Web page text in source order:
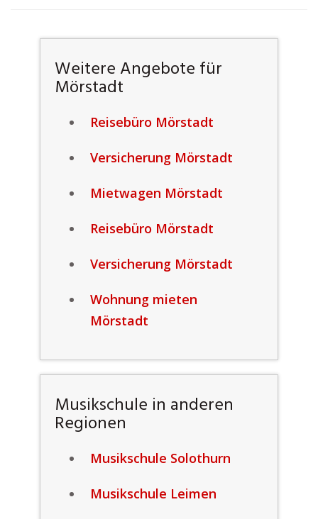
Weitere Angebote für
Mörstadt
Reisebüro Mörstadt
Versicherung Mörstadt
Mietwagen Mörstadt
Reisebüro Mörstadt
Versicherung Mörstadt
Wohnung mieten
Mörstadt
Musikschule in anderen
Regionen
Musikschule Solothurn
Musikschule Leimen